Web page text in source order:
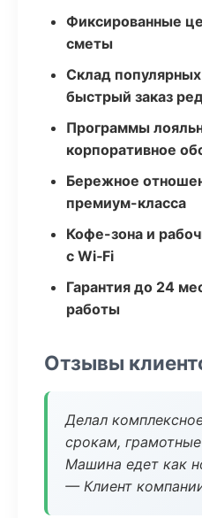
Фиксированные
сметы
Склад популярных
быстрый заказ
Программы
корпоративное
Бережное
премиум-класса
Кофе-зона и
с Wi‑Fi
Гарантия до 24
работы
Отзывы
Делал
срокам,
Машина едет как
— Клиент